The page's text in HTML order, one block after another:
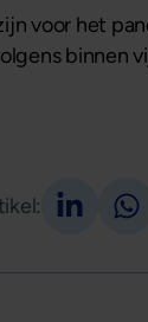
voor het
binnen
Deel op